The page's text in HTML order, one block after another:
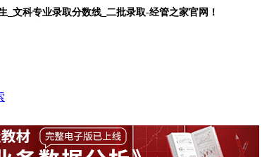
_文科专业录取分数线_二批录取-经管之家官网！